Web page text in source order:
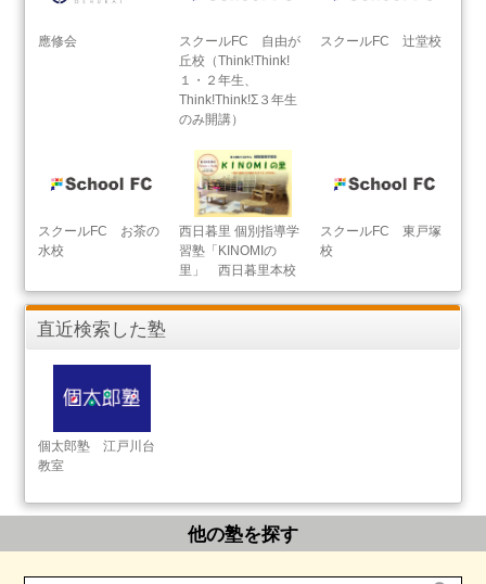
應修会
スクールFC 自由が
丘校（Think!Think!
１・２年生、
Think!Think!Σ３年生
のみ開講）
スクールFC 辻堂校
スクールFC お茶の
水校
西日暮里 個別指導学
習塾「KINOMIの
里」 西日暮里本校
スクールFC 東戸塚
校
直近検索した塾
個太郎塾 江戸川台
教室
他の塾を探す